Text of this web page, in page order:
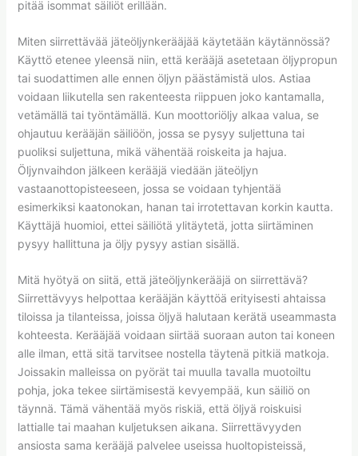
pitää isommat säiliöt erillään.
Miten siirrettävää jäteöljynkerääjää käytetään käytännössä?
Käyttö etenee yleensä niin, että kerääjä asetetaan öljypropun
tai suodattimen alle ennen öljyn päästämistä ulos. Astiaa
voidaan liikutella sen rakenteesta riippuen joko kantamalla,
vetämällä tai työntämällä. Kun moottoriöljy alkaa valua, se
ohjautuu kerääjän säiliöön, jossa se pysyy suljettuna tai
puoliksi suljettuna, mikä vähentää roiskeita ja hajua.
Öljynvaihdon jälkeen kerääjä viedään jäteöljyn
vastaanottopisteeseen, jossa se voidaan tyhjentää
esimerkiksi kaatonokan, hanan tai irrotettavan korkin kautta.
Käyttäjä huomioi, ettei säiliötä ylitäytetä, jotta siirtäminen
pysyy hallittuna ja öljy pysyy astian sisällä.
Mitä hyötyä on siitä, että jäteöljynkerääjä on siirrettävä?
Siirrettävyys helpottaa kerääjän käyttöä erityisesti ahtaissa
tiloissa ja tilanteissa, joissa öljyä halutaan kerätä useammasta
kohteesta. Kerääjää voidaan siirtää suoraan auton tai koneen
alle ilman, että sitä tarvitsee nostella täytenä pitkiä matkoja.
Joissakin malleissa on pyörät tai muulla tavalla muotoiltu
pohja, joka tekee siirtämisestä kevyempää, kun säiliö on
täynnä. Tämä vähentää myös riskiä, että öljyä roiskuisi
lattialle tai maahan kuljetuksen aikana. Siirrettävyyden
ansiosta sama kerääjä palvelee useissa huoltopisteissä,